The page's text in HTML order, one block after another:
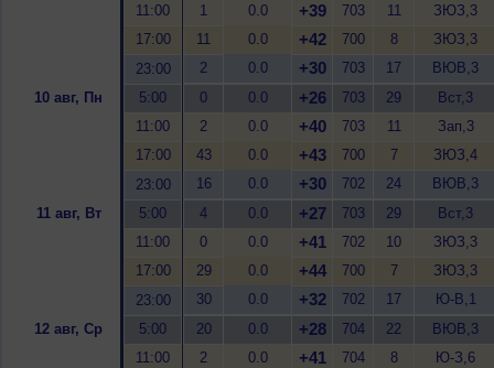
11:00
1 0.0 +39 703 11
ЗЮЗ,3
17:00
11 0.0 +42 700 8
ЗЮЗ,3
23:00
2 0.0 +30 703 17
ВЮВ,3
10 авг, Пн
5:00 0 0.0 +26 703 29
Вст,3
11:00
2 0.0 +40 703 11
Зап,3
17:00
43 0.0 +43 700 7
ЗЮЗ,4
23:00
16 0.0 +30 702 24
ВЮВ,3
11 авг, Вт
5:00 4 0.0 +27 703 29
Вст,3
11:00
0 0.0 +41 702 10
ЗЮЗ,3
17:00
29 0.0 +44 700 7
ЗЮЗ,3
23:00
30 0.0 +32 702 17
Ю-В,1
12 авг, Ср
5:00 20 0.0 +28 704 22
ВЮВ,3
11:00
2 0.0 +41 704 8 Ю-З,6